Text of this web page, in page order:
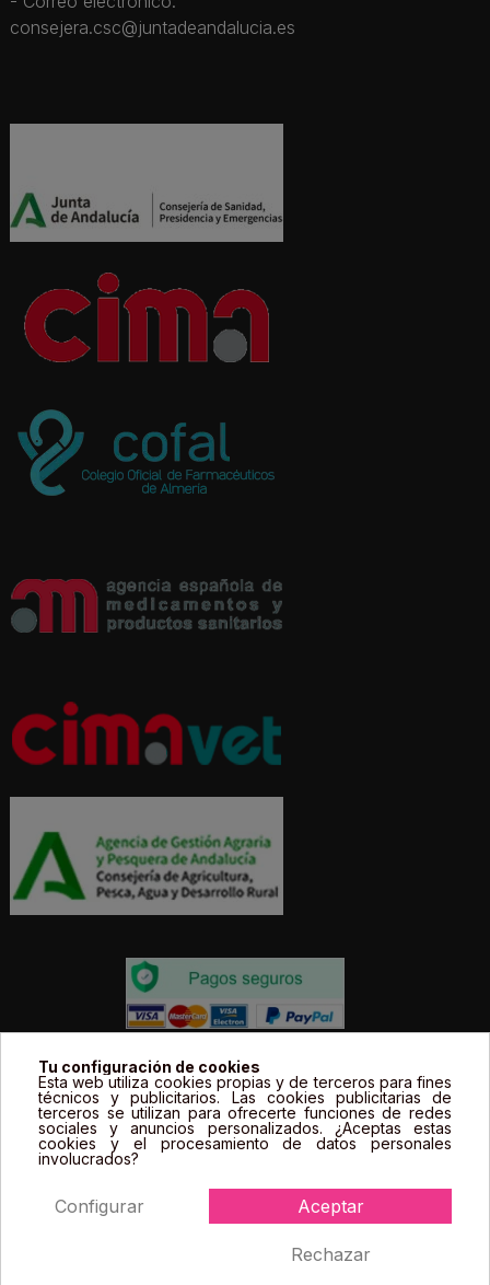
consejera.csc@juntadeandalucia.es
Todos los precios estás expresados en Euros e
incluyen el IVA. | Todas las marcas, logotipos y fotos de
productos son propiedad legal de sus propietarios y
sólo se muestran a título informativo.
Tu configuración de cookies
Esta web utiliza cookies propias y de terceros para fines
técnicos y publicitarios. Las cookies publicitarias de
terceros se utilizan para ofrecerte funciones de redes
sociales y anuncios personalizados. ¿Aceptas estas
cookies y el procesamiento de datos personales
involucrados?
Aceptar
Rechazar
Configurar